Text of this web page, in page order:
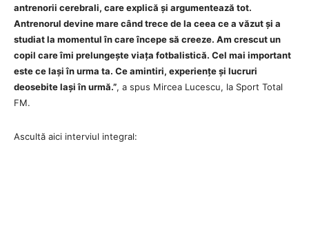
antrenorii cerebrali, care explică și argumentează tot.
Antrenorul devine mare când trece de la ceea ce a văzut și a
studiat la momentul în care începe să creeze. Am crescut un
copil care îmi prelungește viața fotbalistică. Cel mai important
este ce lași în urma ta. Ce amintiri, experiențe și lucruri
deosebite lași în urmă.”, a spus Mircea Lucescu, la Sport Total
FM.
Ascultă aici interviul integral: